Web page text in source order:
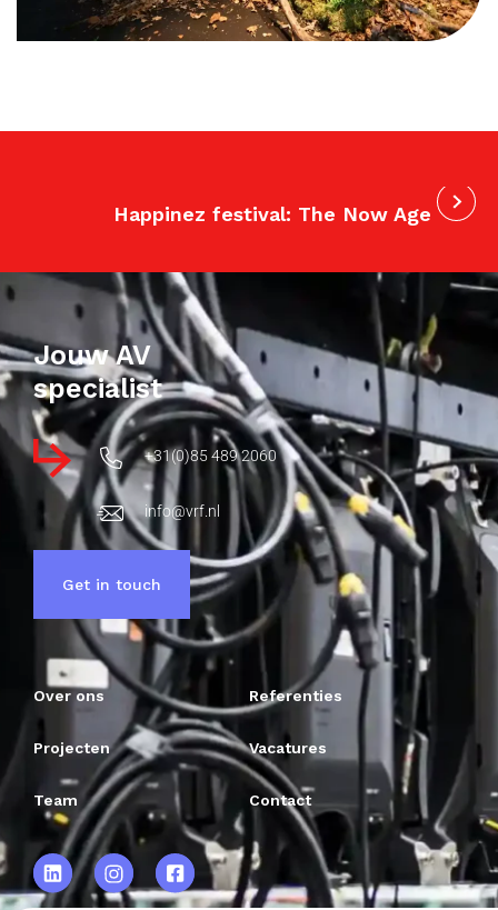
Happinez festival: The Now Age
Jouw AV
specialist
+31(0)85 489 2060
info@vrf.nl
Get in touch
Over ons Referenties
Projecten Vacatures
Team Contact